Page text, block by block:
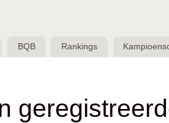
BQB Rankings